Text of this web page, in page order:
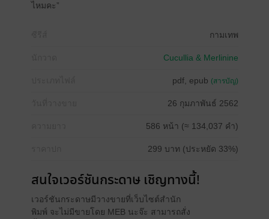
ไหมคะ”
กามเทพ
Cucullia & Merlinine
pdf, epub (สารบัญ)
26 กุมภาพันธ์ 2562
586 หน้า (≈ 134,037 คำ)
299 บาท (ประหยัด 33%)
สนใจเวอร์ชันกระดาษ เชิญทางนี้!
เวอร์ชันกระดาษมีวางขายที่เว็บไซต์สำนัก
พิมพ์ จะไม่มีขายโดย MEB นะจ๊ะ สามารถสั่ง